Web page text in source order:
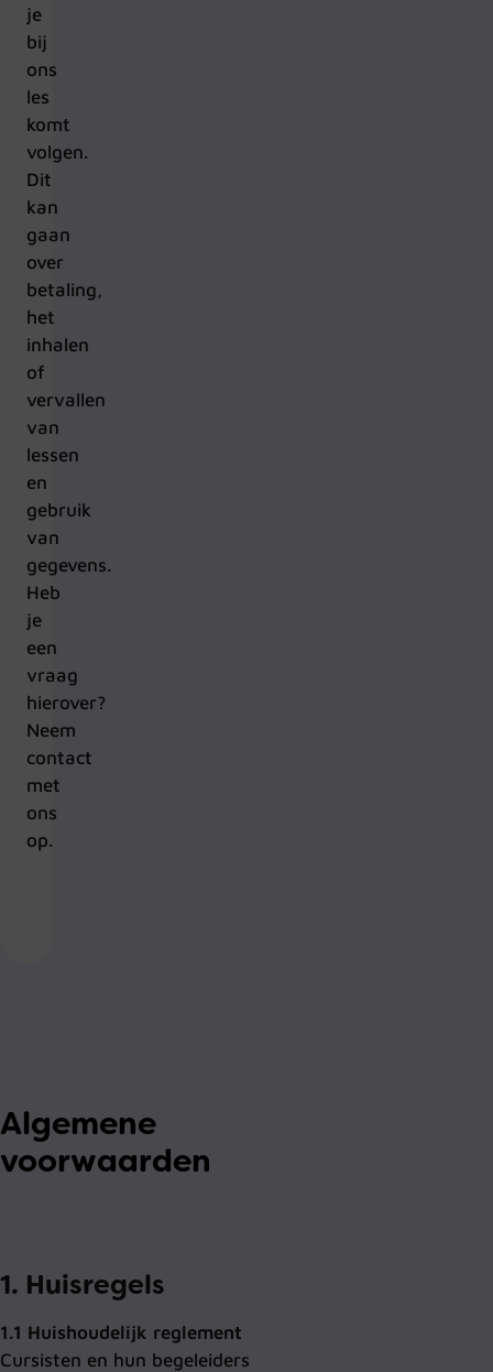
je
bij
ons
les
komt
volgen.
Dit
kan
gaan
over
betaling,
het
inhalen
of
vervallen
van
lessen
en
gebruik
van
gegevens.
Heb
je
een
vraag
hierover?
Neem
contact
met
ons
op.
Algemene
voorwaarden
1. Huisregels
1.1 Huishoudelijk reglement
Cursisten en hun begeleiders